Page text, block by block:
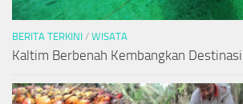
BERITA TERKINI / WISATA
Kaltim Berbenah Kembangkan